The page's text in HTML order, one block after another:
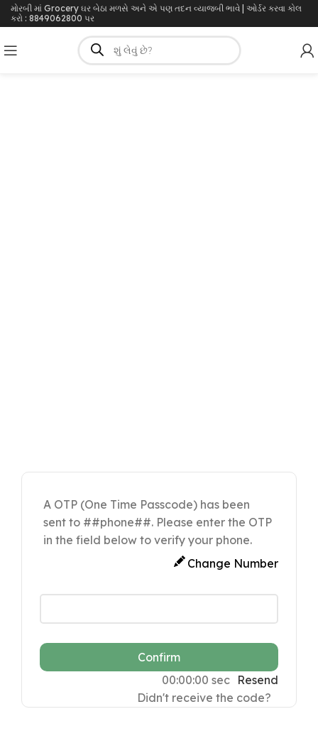
મોરબી માં Grocery ઘર બેઠા મળસે અને એ પણ તદન વ્યાજબી ભાવે | ઓર્ડર કરવા કોલ
કરો : 8849062800 પર
A OTP (One Time Passcode) has been
sent to ##phone##. Please enter the OTP
in the field below to verify your phone.
Change Number
Confirm
Resend
00:00:00 sec
Didn't receive the code?